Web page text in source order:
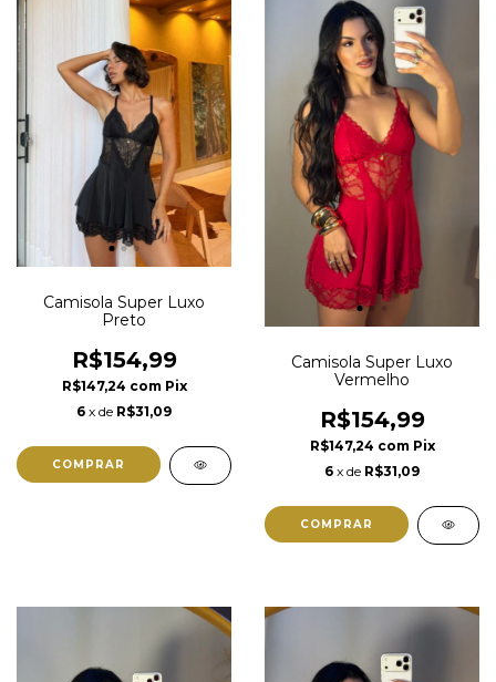
Camisola Super Luxo
Preto
R$154,99
R$147,24 com Pix
6 x de R$31,09
COMPRAR
Camisola Super Luxo
Vermelho
R$154,99
R$147,24 com Pix
6 x de R$31,09
COMPRAR